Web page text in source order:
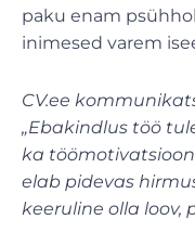
paku enam
inimesed varem
CV.ee
„Ebakindlus töö
ka
elab pidevas
keeruline olla loov,